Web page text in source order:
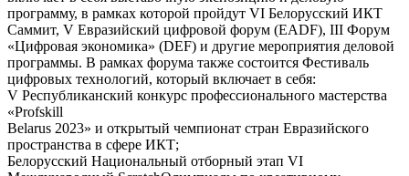
программу, в рамках которой пройдут VI Белорусский ИКТ
Саммит, V Евразийский цифровой форум (EADF), III Форум
«Цифровая экономика» (DEF) и другие мероприятия деловой
программы. В рамках форума также состоится Фестиваль
цифровых технологий, который включает в себя:
V Республиканский конкурс профессионального мастерства
«Profskill
Belarus 2023» и открытый чемпионат стран Евразийского
пространства в сфере ИКТ;
Белорусский Национальный отборный этап VI